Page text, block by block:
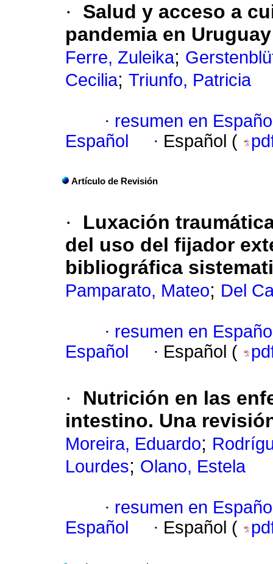
·
Salud y acceso a
pandemia en Uruguay
Ferre, Zuleika;
Cecilia; Triunfo, Patricia
· resumen en
Español
· Español (
Artículo de Revisión
·
Luxación
del uso del fijador
bibliográfica
Pamparato, Mateo; Del
· resumen en
Español
· Español (
·
Nutrición en las
intestino. Una
Moreira, Eduardo;
Lourdes; Olano, Estela
· resumen en
Español
· Español (